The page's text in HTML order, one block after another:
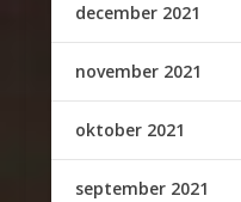
december 2021
november 2021
oktober 2021
september 2021